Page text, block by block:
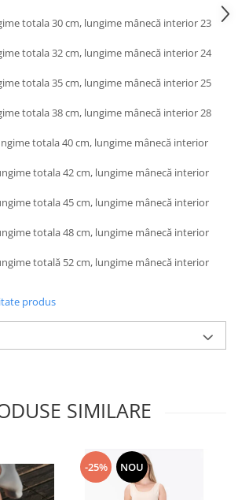
totala 30 cm, lungime mânecă interior 23
totala 32 cm, lungime mânecă interior 24
totala 35 cm, lungime mânecă interior 25
totala 38 cm, lungime mânecă interior 28
totala 40 cm, lungime mânecă interior
totala 42 cm, lungime mânecă interior
totala 45 cm, lungime mânecă interior
totala 48 cm, lungime mânecă interior
totală 52 cm, lungime mânecă interior
produs
SIMILARE
-25% NOU